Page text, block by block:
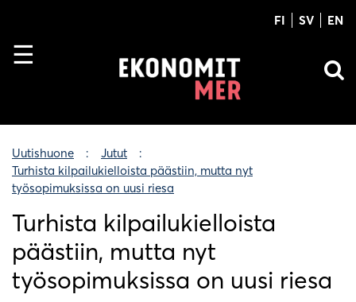
FI SV EN
Uutishuone
Jutut
Turhista kilpailukielloista päästiin, mutta nyt
työsopimuksissa on uusi riesa
Turhista kilpailukielloista
päästiin, mutta nyt
työsopimuksissa on uusi riesa